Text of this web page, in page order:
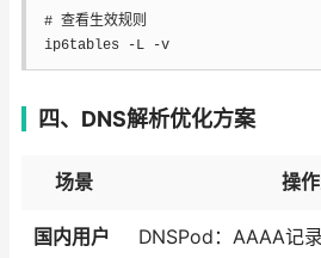
# 查看生效规则
ip6tables
-L -v
四、DNS解析优化方案
场景 操
国内用户 DNSPod：AAAA记